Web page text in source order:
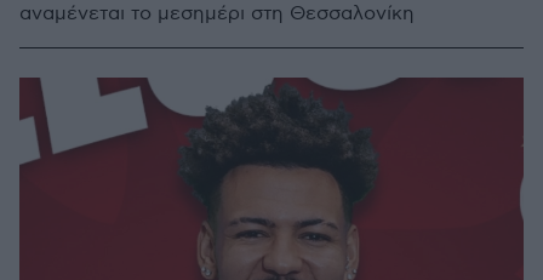
αναμένεται το μεσημέρι στη Θεσσαλονίκη